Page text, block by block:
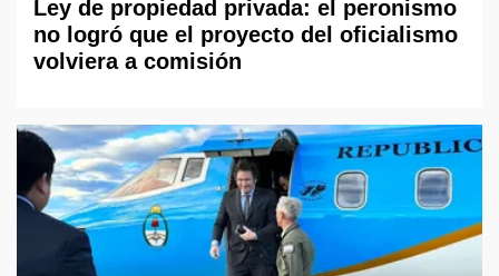
Ley de propiedad privada: el peronismo
no logró que el proyecto del oficialismo
volviera a comisión